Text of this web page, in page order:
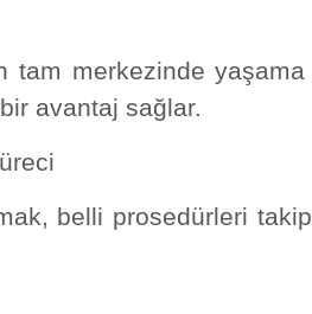
tam merkezinde
avantaj sağlar.
belli prosedürleri